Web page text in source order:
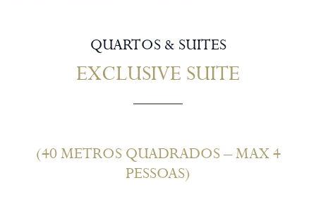
QUARTOS & SUITES
EXCLUSIVE SUITE
(40 METROS QUADRADOS – MAX 4
PESSOAS)